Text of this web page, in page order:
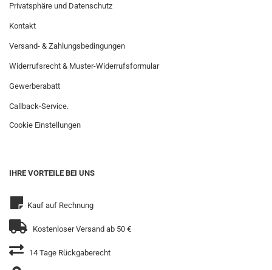
Privatsphäre und Datenschutz
Kontakt
Versand- & Zahlungsbedingungen
Widerrufsrecht & Muster-Widerrufsformular
Gewerberabatt
Callback-Service.
Cookie Einstellungen
IHRE VORTEILE BEI UNS
Kauf auf Rechnung
Kostenloser Versand ab 50 €
14 Tage Rückgaberecht